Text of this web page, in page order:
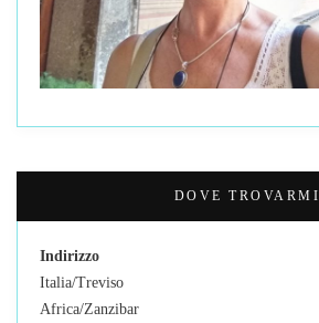
DOVE TROVARMI
Indirizzo
Italia/Treviso
Africa/Zanzibar